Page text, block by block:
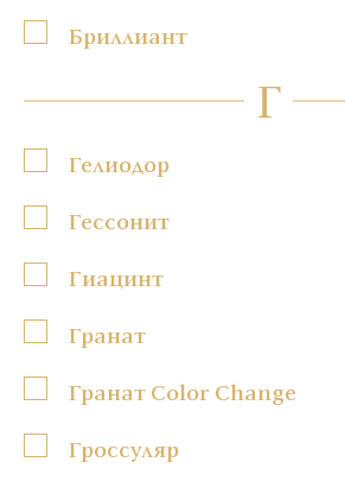
Бриллиант
Г
Гелиодор
Гессонит
Гиацинт
Гранат
Гранат Color Change
Гроссуляр